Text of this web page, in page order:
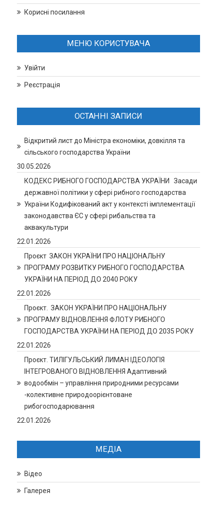
Корисні посилання
МЕНЮ КОРИСТУВАЧА
Увійти
Реєстрація
ОСТАННІ ЗАПИСИ
Відкритий лист до Міністра економіки, довкілля та
сільського господарства України
30.05.2026
КОДЕКС РИБНОГО ГОСПОДАРСТВА УКРАЇНИ Засади
державної політики у сфері рибного господарства
України Кодифікований акт у контексті імплементації
законодавства ЄС у сфері рибальства та
аквакультури
22.01.2026
Проєкт ЗАКОН УКРАЇНИ ПРО НАЦІОНАЛЬНУ
ПРОГРАМУ РОЗВИТКУ РИБНОГО ГОСПОДАРСТВА
УКРАЇНИ НА ПЕРІОД ДО 2040 РОКУ
22.01.2026
Проєкт. ЗАКОН УКРАЇНИ ПРО НАЦІОНАЛЬНУ
ПРОГРАМУ ВІДНОВЛЕННЯ ФЛОТУ РИБНОГО
ГОСПОДАРСТВА УКРАЇНИ НА ПЕРІОД ДО 2035 РОКУ
22.01.2026
Проєкт. ТИЛІГУЛЬСЬКИЙ ЛИМАН ІДЕОЛОГІЯ
ІНТЕГРОВАНОГО ВІДНОВЛЕННЯ Адаптивний
водообмін – управління природними ресурсами
-колективне природоорієнтоване
рибогосподарювання
22.01.2026
МЕДІА
Відео
Галерея